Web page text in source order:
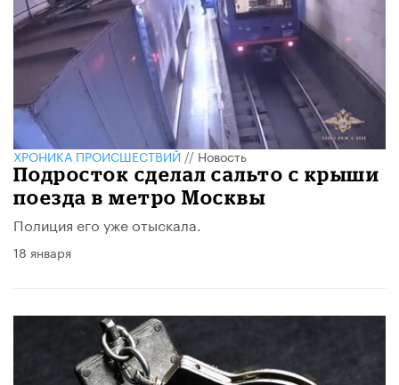
ХРОНИКА ПРОИСШЕСТВИЙ//Новость
Подросток сделал сальто с крыши
поезда в метро Москвы
Полиция его уже отыскала.
18 января